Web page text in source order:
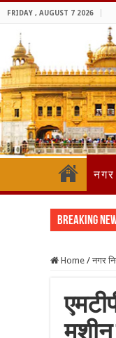
FRIDAY , AUGUST 7 2026
नगर
Breaking
Home / नगर